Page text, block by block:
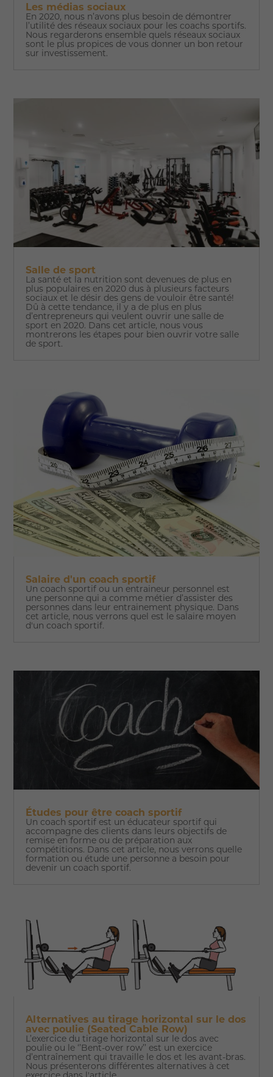
Les médias sociaux
En 2020, nous n’avons plus besoin de démontrer
l’utilité des réseaux sociaux pour les coachs sportifs.
Nous regarderons ensemble quels réseaux sociaux
sont le plus propices de vous donner un bon retour
sur investissement.
Salle de sport
La santé et la nutrition sont devenues de plus en
plus populaires en 2020 dus à plusieurs facteurs
sociaux et le désir des gens de vouloir être santé!
Dû à cette tendance, il y a de plus en plus
d’entrepreneurs qui veulent ouvrir une salle de
sport en 2020. Dans cet article, nous vous
montrerons les étapes pour bien ouvrir votre salle
de sport.
Salaire d'un coach sportif
Un coach sportif ou un entraineur personnel est
une personne qui a comme métier d’assister des
personnes dans leur entrainement physique. Dans
cet article, nous verrons quel est le salaire moyen
d'un coach sportif.
Études pour être coach sportif
Un coach sportif est un éducateur sportif qui
accompagne des clients dans leurs objectifs de
remise en forme ou de préparation aux
compétitions. Dans cet article, nous verrons quelle
formation ou étude une personne a besoin pour
devenir un coach sportif.
Alternatives au tirage horizontal sur le dos
avec poulie (Seated Cable Row)
L’exercice du tirage horizontal sur le dos avec
poulie ou le ‘’Bent-over row’’ est un exercice
d’entraînement qui travaille le dos et les avant-bras.
Nous présenterons différentes alternatives à cet